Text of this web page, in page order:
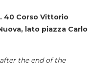
40 Corso Vittorio
lato piazza Carlo
the end of the